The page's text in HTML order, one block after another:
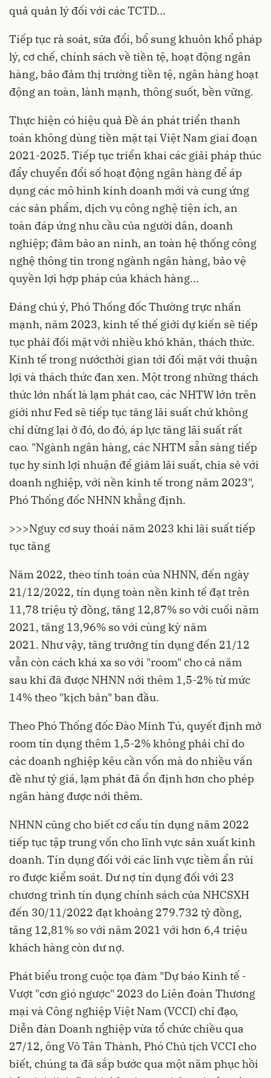
quả quản lý đối với các TCTD...
Tiếp tục rà soát, sửa đổi, bổ sung khuôn khổ pháp
lý, cơ chế, chính sách về tiền tệ, hoạt động ngân
hàng, bảo đảm thị trường tiền tệ, ngân hàng hoạt
động an toàn, lành mạnh, thông suốt, bền vững.
Thực hiện có hiệu quả Đề án phát triển thanh
toán không dùng tiền mặt tại Việt Nam giai đoạn
2021-2025. Tiếp tục triển khai các giải pháp thúc
đẩy chuyển đổi số hoạt động ngân hàng để áp
dụng các mô hình kinh doanh mới và cung ứng
các sản phẩm, dịch vụ công nghệ tiện ích, an
toàn đáp ứng nhu cầu của người dân, doanh
nghiệp; đảm bảo an ninh, an toàn hệ thống công
nghệ thông tin trong ngành ngân hàng, bảo vệ
quyền lợi hợp pháp của khách hàng...
Đáng chú ý, Phó Thống đốc Thường trực nhấn
mạnh, năm 2023, kinh tế thế giới dự kiến sẽ tiếp
tục phải đối mặt với nhiều khó khăn, thách thức.
Kinh tế trong nướcthời gian tới đối mặt với thuận
lợi và thách thức đan xen. Một trong những thách
thức lớn nhất là lạm phát cao, các NHTW lớn trên
giới như Fed sẽ tiếp tục tăng lãi suất chứ không
chỉ dừng lại ở đó, do đó, áp lực tăng lãi suất rất
cao. "Ngành ngân hàng, các NHTM sẵn sàng tiếp
tục hy sinh lợi nhuận để giảm lãi suất, chia sẻ với
doanh nghiệp, với nền kinh tế trong năm 2023",
Phó Thống đốc NHNN khẳng định.
>>>Nguy cơ suy thoái năm 2023 khi lãi suất tiếp
tục tăng
Năm 2022, theo tính toán của NHNN, đến ngày
21/12/2022, tín dụng toàn nền kinh tế đạt trên
11,78 triệu tỷ đồng, tăng 12,87% so với cuối năm
2021, tăng 13,96% so với cùng kỳ năm
2021. Như vậy, tăng trưởng tín dụng đến 21/12
vẫn còn cách khá xa so với "room" cho cả năm
sau khi đã được NHNN nới thêm 1,5-2% từ mức
14% theo "kịch bản" ban đầu.
Theo Phó Thống đốc Đào Minh Tú, quyết định mở
room tín dụng thêm 1,5-2% không phải chỉ do
các doanh nghiệp kêu cần vốn mà do nhiều vấn
đề như tỷ giá, lạm phát đã ổn định hơn cho phép
ngân hàng được nới thêm.
NHNN cũng cho biết cơ cấu tín dụng năm 2022
tiếp tục tập trung vốn cho lĩnh vực sản xuất kinh
doanh. Tín dụng đối với các lĩnh vực tiềm ẩn rủi
ro được kiểm soát. Dư nợ tín dụng đối với 23
chương trình tín dụng chính sách của NHCSXH
đến 30/11/2022 đạt khoảng 279.732 tỷ đồng,
tăng 12,81% so với năm 2021 với hơn 6,4 triệu
khách hàng còn dư nợ.
Phát biểu trong cuộc tọa đàm "Dự báo Kinh tế -
Vượt "cơn gió ngược" 2023 do Liên đoàn Thương
mại và Công nghiệp Việt Nam (VCCI) chỉ đạo,
Diễn đàn Doanh nghiệp vừa tổ chức chiều qua
27/12, ông Võ Tân Thành, Phó Chủ tịch VCCI cho
biết, chúng ta đã sắp bước qua một năm phục hồi